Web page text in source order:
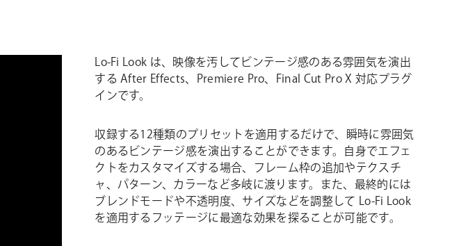
Lo-Fi Look は、映像を汚してビンテージ感のある雰囲気を演出
する After Effects、Premiere Pro、Final Cut Pro X 対応プラグ
インです。
収録する12種類のプリセットを適用するだけで、瞬時に雰囲気
のあるビンテージ感を演出することができます。自身でエフェ
クトをカスタマイズする場合、フレーム枠の追加やテクスチ
ャ、パターン、カラーなど多岐に渡ります。また、最終的には
ブレンドモードや不透明度、サイズなどを調整して Lo-Fi Look
を適用するフッテージに最適な効果を探ることが可能です。